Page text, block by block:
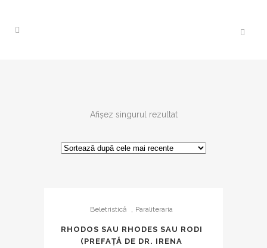
Afișez singurul rezultat
Beletristică Paraliteraria
RHODOS SAU RHODES SAU RODI
(PREFAŢĂ DE DR. IRENA